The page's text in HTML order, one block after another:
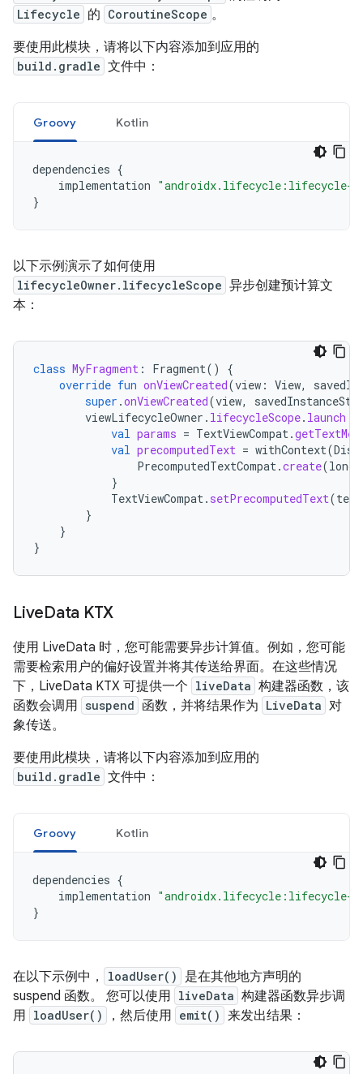
Lifecycle 的 CoroutineScope 。
要使用此模块，请将以下内容添加到应用的
build.gradle 文件中：
Groovy Kotlin
dependencies {
implementation "androidx.lifecycle:lifecycle-
}
以下示例演示了如何使用
lifecycleOwner.lifecycleScope 异步创建预计算文
本：
class MyFragment : Fragment()
{
override fun onViewCreated(view : View,
super .onViewCreated(view,
viewLifecycleOwner . lifecycleScope. launch
val params = TextViewCompat.
val precomputedText = withContext(
PrecomputedTextCompat.create(
}
TextViewCompat. setPrecomputedText(
}
}
}
LiveData KTX
使用 LiveData 时，您可能需要异步计算值。例如，您可能
需要检索用户的偏好设置并将其传送给界面。在这些情况
下，LiveData KTX 可提供一个 liveData 构建器函数，该
函数会调用 suspend 函数，并将结果作为 LiveData 对
象传送。
要使用此模块，请将以下内容添加到应用的
build.gradle 文件中：
Groovy Kotlin
dependencies {
implementation "androidx.lifecycle:lifecycle-
}
在以下示例中， loadUser()
是在其他地方声明的
suspend 函数。 您可以使用 liveData 构建器函数异步调
用 loadUser() ，然后使用 emit() 来发出结果：